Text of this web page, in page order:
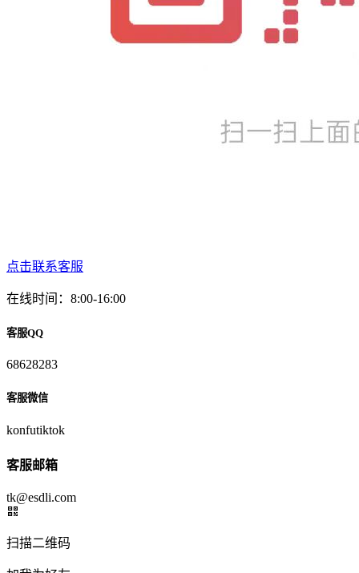
点击联系客服
在线时间：8:00-16:00
客服QQ
68628283
客服微信
konfutiktok
客服邮箱
tk@esdli.com
扫描二维码